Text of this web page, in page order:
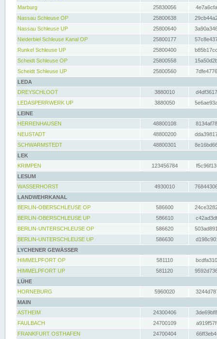
Marburg
25830056
Nassau Schleuse OP
25800638
Nassau Schleuse UP
25800640
Niederbiel Schleuse Kanal OP
25800177
Runkel Schleuse UP
25800400
Scheidt Schleuse OP
25800558
Scheidt Schleuse UP
25800560
LEDA
DREYSCHLOOT
3880010
LEDASPERRWERK UP
3880050
LEINE
HERRENHAUSEN
48800108
NEUSTADT
48800200
SCHWARMSTEDT
48800301
LEK
KRIMPEN
123456784
LESUM
WASSERHORST
4930010
LANDWEHRKANAL
BERLIN-OBERSCHLEUSE OP
586600
BERLIN-OBERSCHLEUSE UP
586610
BERLIN-UNTERSCHLEUSE OP
586620
BERLIN-UNTERSCHLEUSE UP
586630
LYCHENER GEWÄSSER
HIMMELPFORT OP
581110
HIMMELPFORT UP
581120
LÜHE
HORNEBURG
5960020
MAIN
ASTHEIM
24300406
FAULBACH
24700109
FRANKFURT OSTHAFEN
24700404